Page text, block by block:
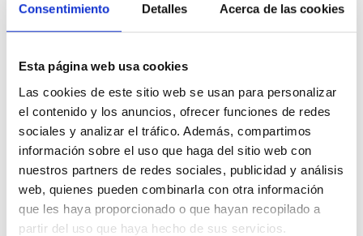
Consentimiento Detalles Acerca de las cookies
Esta página web usa cookies
Las cookies de este sitio web se usan para personalizar
el contenido y los anuncios, ofrecer funciones de redes
sociales y analizar el tráfico. Además, compartimos
información sobre el uso que haga del sitio web con
nuestros partners de redes sociales, publicidad y análisis
web, quienes pueden combinarla con otra información
que les haya proporcionado o que hayan recopilado a
partir del uso que haya hecho de sus servicios.
id:3720
Previous Event
Next Event
Port & City